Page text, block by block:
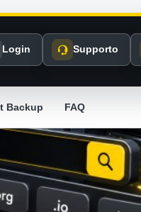
Login Supporto
Backup FAQ